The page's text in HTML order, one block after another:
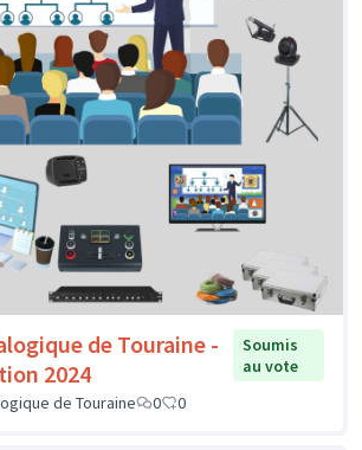
de Touraine -
2024
Soumis
au vote
de Touraine
0 0